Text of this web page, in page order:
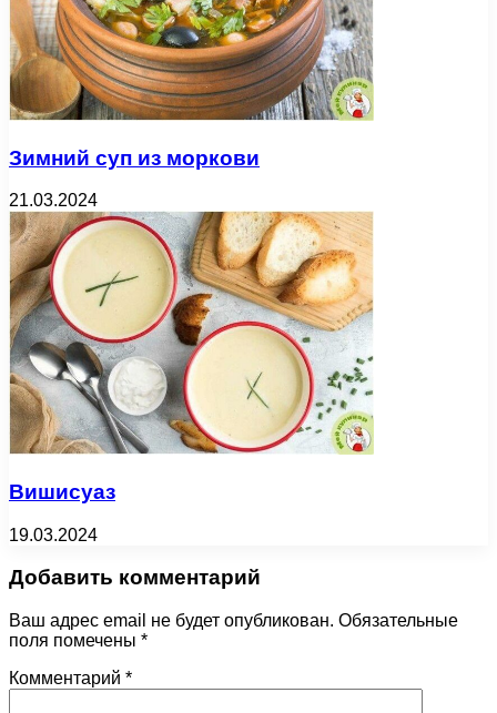
Зимний суп из моркови
21.03.2024
Вишисуаз
19.03.2024
Добавить комментарий
Ваш адрес email не будет опубликован. Обязательные
поля помечены *
Комментарий *